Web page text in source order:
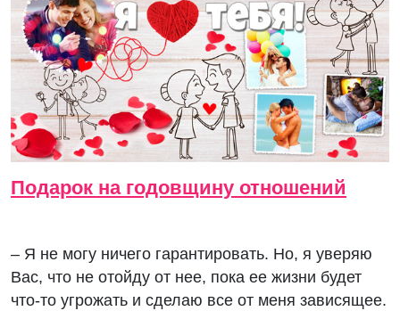
Подарок на годовщину отношений
– Я не могу ничего гарантировать. Но, я уверяю
Вас, что не отойду от нее, пока ее жизни будет
что-то угрожать и сделаю все от меня зависящее.